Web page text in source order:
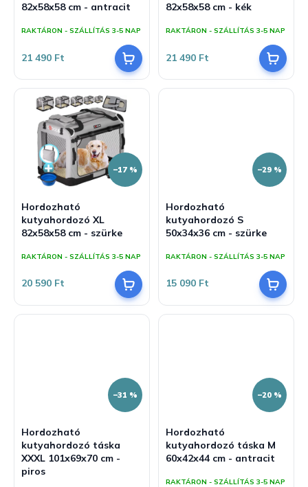
z
é
e
82x58x58 cm - antracit
RAKTÁRON - SZÁLLÍTÁS 3-5 NAP
21 490 Ft
82x58x58 cm - kék
RAKTÁRON - SZÁLLÍTÁS 3-5 NAP
21 490 Ft
–17 %
Hordozható
kutyahordozó XL
82x58x58 cm - szürke
RAKTÁRON - SZÁLLÍTÁS 3-5 NAP
20 590 Ft
–29 %
Hordozható
kutyahordozó S
50x34x36 cm - szürke
RAKTÁRON - SZÁLLÍTÁS 3-5 NAP
15 090 Ft
–31 %
Hordozható
kutyahordozó táska
XXXL 101x69x70 cm -
piros
–20 %
Hordozható
kutyahordozó táska M
60x42x44 cm - antracit
RAKTÁRON - SZÁLLÍTÁS 3-5 NAP